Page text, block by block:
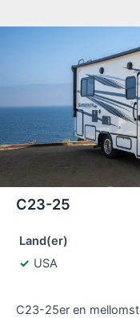
C23-25
Land(er)
USA
C23-25​er en